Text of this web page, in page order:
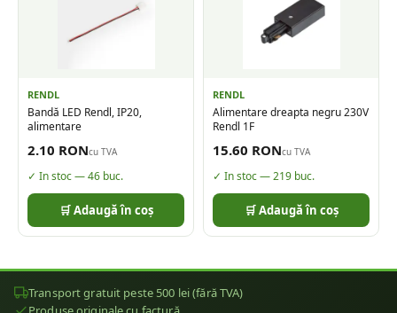
RENDL
Bandă LED Rendl, IP20,
alimentare
2.10 RONcu TVA
✓ In stoc —46 buc.
🛒 Adaugă în coș
RENDL
Alimentare dreapta negru 230V
Rendl 1F
15.60 RONcu TVA
✓ In stoc —219 buc.
🛒 Adaugă în coș
Transport gratuit peste 500 lei (fără TVA)